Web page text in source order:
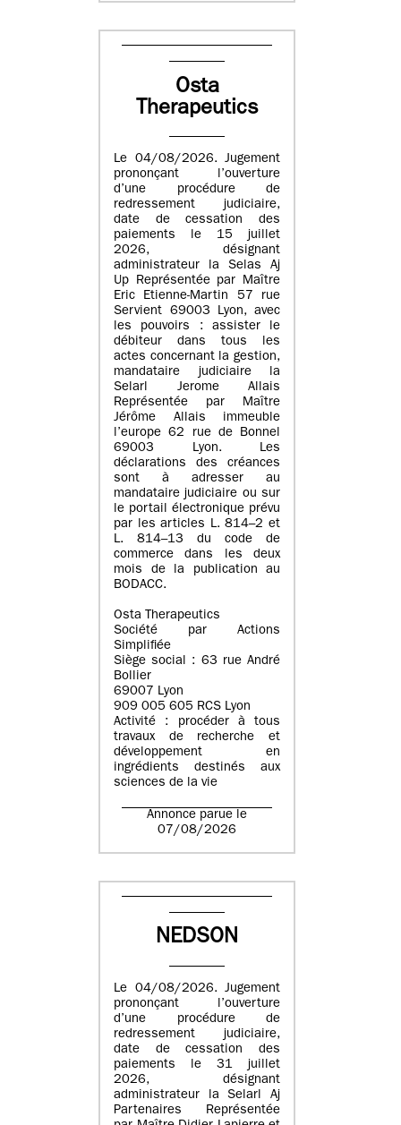
Osta
Therapeutics
Le 04/08/2026. Jugement
prononçant l’ouverture
d’une procédure de
redressement judiciaire,
date de cessation des
paiements le 15 juillet
2026, désignant
administrateur la Selas Aj
Up Représentée par Maître
Eric Etienne-Martin 57 rue
Servient 69003 Lyon, avec
les pouvoirs : assister le
débiteur dans tous les
actes concernant la gestion,
mandataire judiciaire la
Selarl Jerome Allais
Représentée par Maître
Jérôme Allais immeuble
l’europe 62 rue de Bonnel
69003 Lyon. Les
déclarations des créances
sont à adresser au
mandataire judiciaire ou sur
le portail électronique prévu
par les articles L. 814–2 et
L. 814–13 du code de
commerce dans les deux
mois de la publication au
BODACC.
Osta Therapeutics
Société par Actions
Simplifiée
Siège social : 63 rue André
Bollier
69007 Lyon
909 005 605 RCS Lyon
Activité : procéder à tous
travaux de recherche et
développement en
ingrédients destinés aux
sciences de la vie
Annonce parue le
07/08/2026
NEDSON
Le 04/08/2026. Jugement
prononçant l’ouverture
d’une procédure de
redressement judiciaire,
date de cessation des
paiements le 31 juillet
2026, désignant
administrateur la Selarl Aj
Partenaires Représentée